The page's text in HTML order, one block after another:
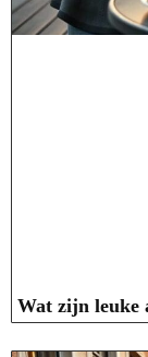
Wat zijn leuke